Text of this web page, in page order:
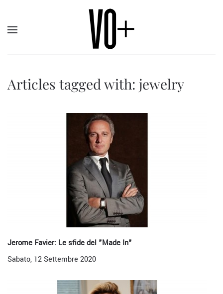
Articles tagged with: jewelry
Jerome Favier: Le sfide del "Made In"
Sabato, 12 Settembre 2020